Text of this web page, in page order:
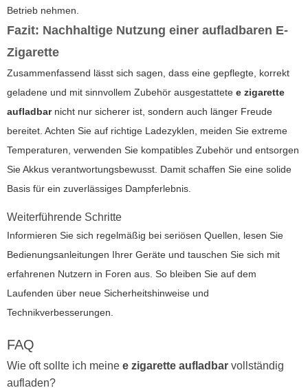
Betrieb nehmen.
Fazit: Nachhaltige Nutzung einer aufladbaren E-
Zigarette
Zusammenfassend lässt sich sagen, dass eine gepflegte, korrekt
geladene und mit sinnvollem Zubehör ausgestattete e zigarette
aufladbarnicht nur sicherer ist, sondern auch länger Freude
bereitet. Achten Sie auf richtige Ladezyklen, meiden Sie extreme
Temperaturen, verwenden Sie kompatibles Zubehör und entsorgen
Sie Akkus verantwortungsbewusst. Damit schaffen Sie eine solide
Basis für ein zuverlässiges Dampferlebnis.
Weiterführende Schritte
Informieren Sie sich regelmäßig bei seriösen Quellen, lesen Sie
Bedienungsanleitungen Ihrer Geräte und tauschen Sie sich mit
erfahrenen Nutzern in Foren aus. So bleiben Sie auf dem
Laufenden über neue Sicherheitshinweise und
Technikverbesserungen.
FAQ
Wie oft sollte ich meine e zigarette aufladbar vollständig
aufladen?